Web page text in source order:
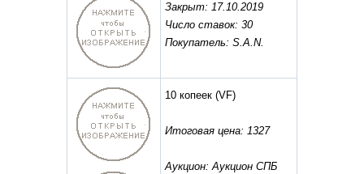
Закрыт: 17.10.2019
Число ставок: 30
Покупатель: S.A.N.
10 копеек (VF)
Итоговая цена: 1327
Аукцион: Аукцион СПБ